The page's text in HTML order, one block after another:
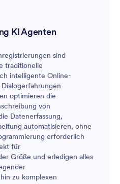
KI Agenten
sind
traditionelle
intelligente Online-
optimieren die
von
Datenerfassung,
automatisieren, ohne
erforderlich
für
Größe und erledigen alles
zu komplexen